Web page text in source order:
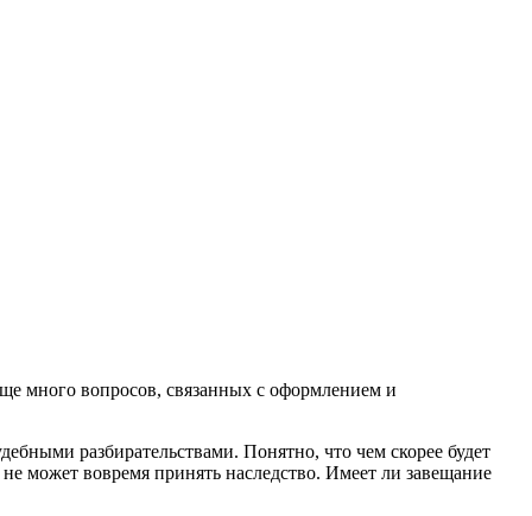
много вопросов, связанных с оформлением и
разбирательствами. Понятно, что чем скорее будет
может вовремя принять наследство. Имеет ли завещание